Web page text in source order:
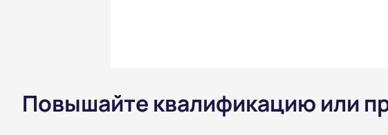
Повышайте квалификацию или